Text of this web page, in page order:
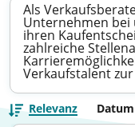
Als
Unternehmen
ihren
zahlreiche
Verkaufstalent
Relevanz Datum